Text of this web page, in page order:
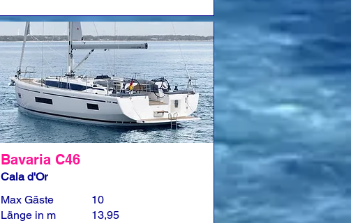
Bavaria C46
Cala d'Or
Max Gäste
Länge in m
10
13,95